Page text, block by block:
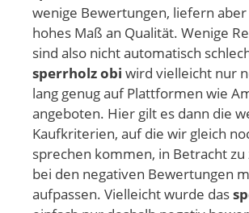
wenige Bewertungen, liefern
hohes Maß an Qualität. Wenige
sind also nicht automatisch
sperrholz obi wird vielleicht nur
lang genug auf Plattformen wie
angeboten. Hier gilt es dann die
Kaufkriterien, auf die wir gleich
sprechen kommen, in Betracht zu
bei den negativen Bewertungen
aufpassen. Vielleicht wurde das